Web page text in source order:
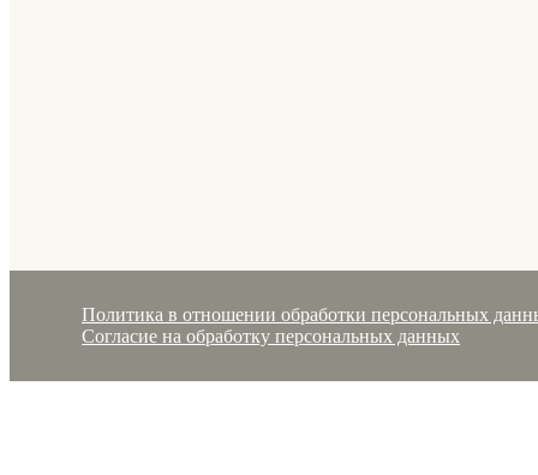
Политика в отношении обработки персональных
Согласие на обработку персональных данных